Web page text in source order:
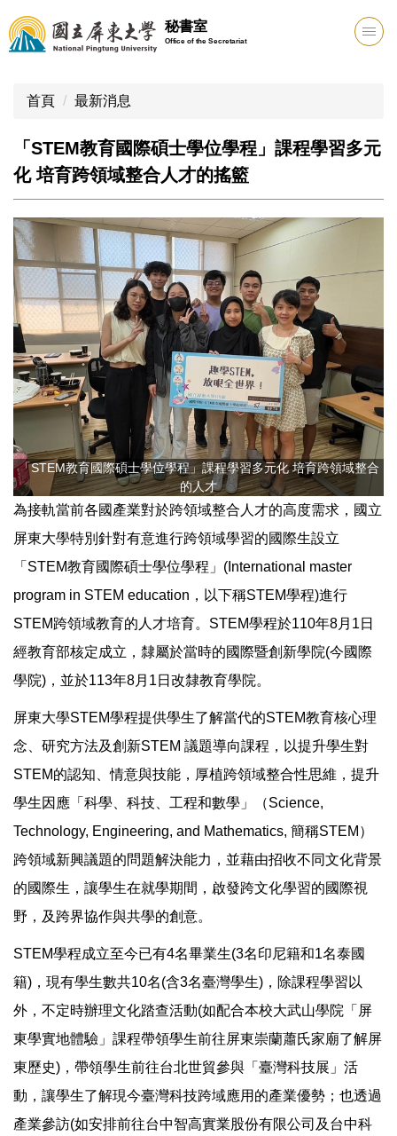
跳
到
主
秘書室
Office of the Secretariat
首頁 最新消息
「STEM教育國際碩士學位學程」課程學習多元
化 培育跨領域整合人才的搖籃
「STEM教育國際碩士學位學程」課程學習多元化 培育跨領域整合
的人才
為接軌當前各國產業對於跨領域整合人才的高度需求，國立
屏東大學特別針對有意進行跨領域學習的國際生設立
「STEM教育國際碩士學位學程」(International master
program in STEM education，以下稱STEM學程)進行
STEM跨領域教育的人才培育。STEM學程於110年8月1日
經教育部核定成立，隸屬於當時的國際暨創新學院(今國際
學院)，並於113年8月1日改隸教育學院。
屏東大學STEM學程提供學生了解當代的STEM教育核心理
念、研究方法及創新STEM 議題導向課程，以提升學生對
STEM的認知、情意與技能，厚植跨領域整合性思維，提升
學生因應「科學、科技、工程和數學」（Science,
Technology, Engineering, and Mathematics, 簡稱STEM）
跨領域新興議題的問題解決能力，並藉由招收不同文化背景
的國際生，讓學生在就學期間，啟發跨文化學習的國際視
野，及跨界協作與共學的創意。
STEM學程成立至今已有4名畢業生(3名印尼籍和1名泰國
籍)，現有學生數共10名(含3名臺灣學生)，除課程學習以
外，不定時辦理文化踏查活動(如配合本校大武山學院「屏
東學實地體驗」課程帶領學生前往屏東崇蘭蕭氏家廟了解屏
東歷史)，帶領學生前往台北世貿參與「臺灣科技展」活
動，讓學生了解現今臺灣科技跨域應用的產業優勢；也透過
產業參訪(如安排前往台中智高實業股份有限公司及台中科